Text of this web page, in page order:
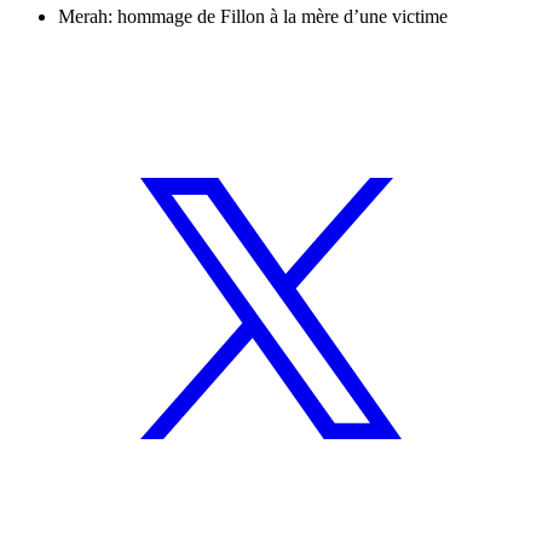
Merah: hommage de Fillon à la mère d’une victime